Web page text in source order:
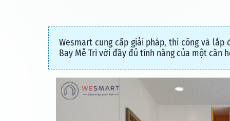
Wesmart cung cấp giải pháp, thi công và lắp
Bay Mễ Trì với đầy đủ tính năng của một căn